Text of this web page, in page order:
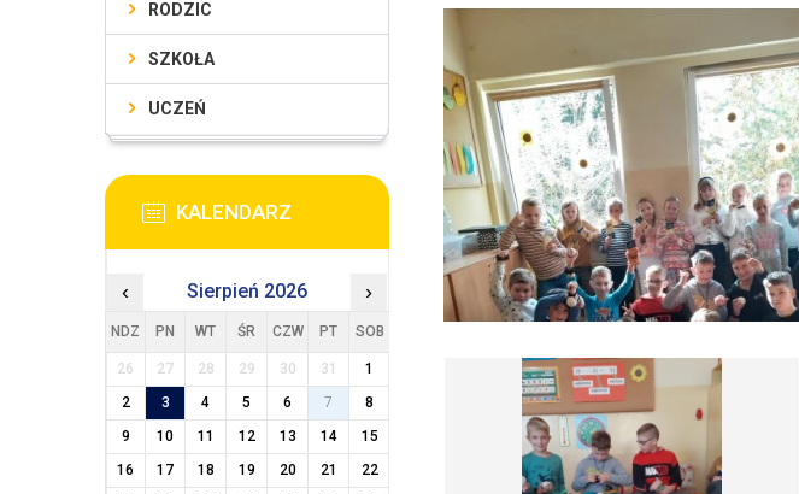
RODZIC
SZKOŁA
UCZEŃ
KALENDARZ
‹ Sierpień 2026 ›
NDZ PN WT ŚR CZW PT SOB
26 27 28 29 30 31
1
2
3 4 5 6 7
8
9
10 11 12 13 14
15
16
17 18 19 20 21
22